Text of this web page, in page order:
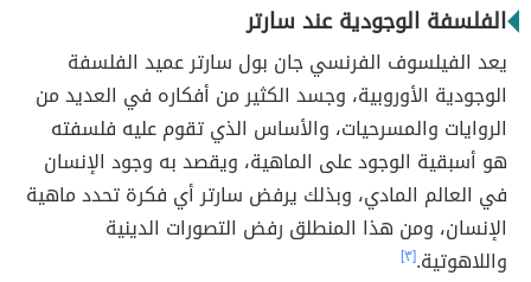
الفلسفة الوجودية عند سارتر
يعد الفيلسوف الفرنسي جان بول سارتر عميد الفلسفة
الوجودية الأوروبية، وجسد الكثير من أفكاره في العديد من
الروايات والمسرحيات، والأساس الذي تقوم عليه فلسفته
هو أسبقية الوجود على الماهية، ويقصد به وجود الإنسان
في العالم المادي، وبذلك يرفض سارتر أي فكرة تحدد ماهية
الإنسان، ومن هذا المنطلق رفض التصورات الدينية
واللاهوتية.[٣]